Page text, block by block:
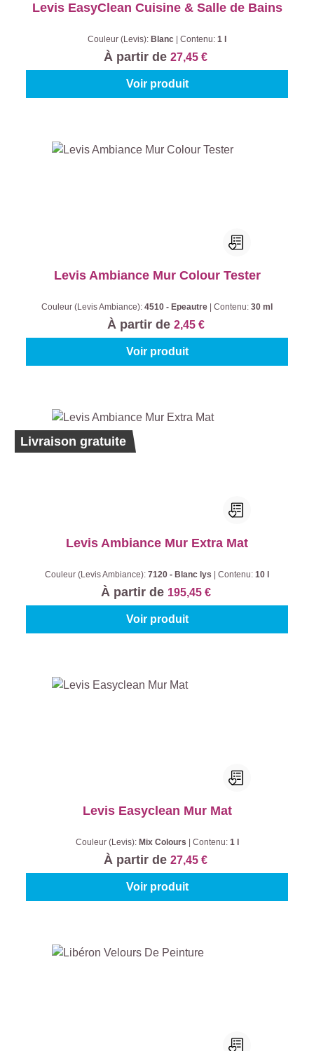
Levis EasyClean Cuisine & Salle de Bains
Couleur (Levis): Blanc Contenu: 1 l
À partir de 27,45 €
Voir produit
Levis Ambiance Mur Colour Tester
Couleur (Levis Ambiance): 4510 - Epeautre Contenu: 30 ml
À partir de 2,45 €
Voir produit
Ecolabel
Livraison gratuite
Levis Ambiance Mur Extra Mat
Couleur (Levis Ambiance): 7120 - Blanc lys Contenu: 10 l
À partir de 195,45 €
Voir produit
Levis Easyclean Mur Mat
Couleur (Levis): Mix Colours Contenu: 1 l
À partir de 27,45 €
Voir produit